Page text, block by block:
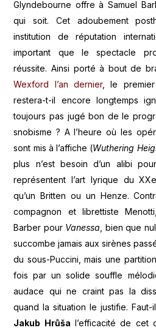
Glyndebourne offre à Samuel
qui soit. Cet adoubement
institution de réputation
important que le spectacle
réussite. Ainsi porté à bout de
Wexford l’an dernier, le
restera-t-il encore longtemps
toujours pas jugé bon de le
snobisme ? A l’heure où les
sont mis à l’affiche (Wuthering
plus n’est besoin d’un alibi
représentent l’art lyrique du
qu’un Britten ou un Henze.
compagnon et librettiste
Barber pour Vanessa , bien que
succombe jamais aux sirènes
du sous-Puccini, mais une
fois par un solide souffle
audace qui ne craint pas la
quand la situation le justifie.
Jakub Hrůša l’efficacité de cet